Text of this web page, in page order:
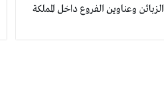
الزبائن وعناوين الفروع داخل المملكة